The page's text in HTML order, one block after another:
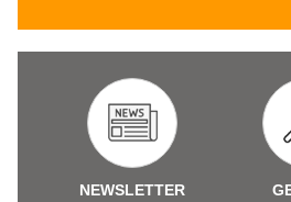
NEWSLETTER